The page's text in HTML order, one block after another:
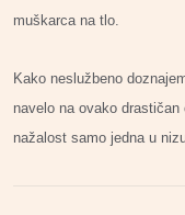
muškarca na tlo.
Kako neslužbeno
navelo na ovako
nažalost samo jedna u